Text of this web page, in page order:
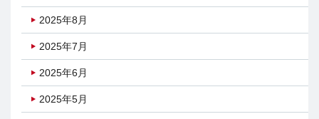
2025年8月
2025年7月
2025年6月
2025年5月